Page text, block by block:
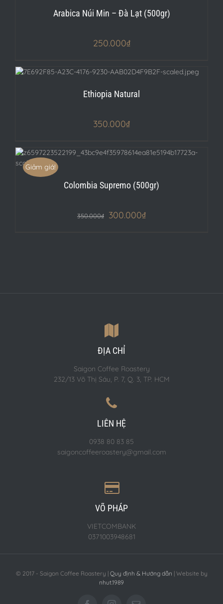
Arabica Núi Min – Đà Lạt (500gr)
250.000₫
Ethiopia Natural
350.000₫
Giảm giá!
Colombia Supremo (500gr)
350.000₫ 300.000₫
ĐỊA CHỈ
Saigon Coffee Roastery
232/13 Võ Thị Sáu, P. 7, Q. 3, TP. HCM
LIÊN HỆ
0938 80 83 85
saigoncoffeeroastery@gmail.com
VÕ PHÁP
VIETCOMBANK
0371003948681
© 2017 - Saigon Coffee Roastery | Quy định & Hướng dẫn | Website by
nhut.1989